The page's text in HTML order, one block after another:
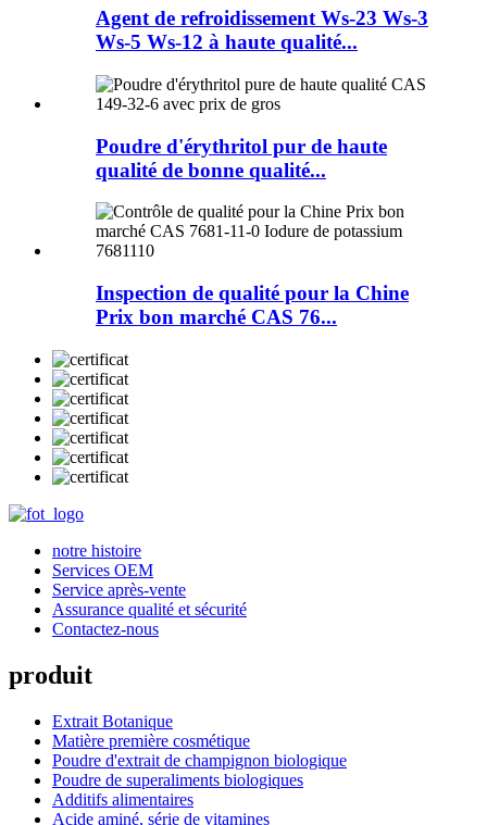
Agent de refroidissement Ws-23 Ws-3
Ws-5 Ws-12 à haute qualité...
Poudre d'érythritol pur de haute
qualité de bonne qualité...
Inspection de qualité pour la Chine
Prix bon marché CAS 76...
notre histoire
Services OEM
Service après-vente
Assurance qualité et sécurité
Contactez-nous
produit
Extrait Botanique
Matière première cosmétique
Poudre d'extrait de champignon biologique
Poudre de superaliments biologiques
Additifs alimentaires
Acide aminé, série de vitamines